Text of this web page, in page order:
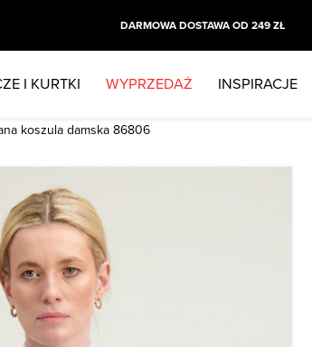
DARMOWA DOSTAWA OD 249 ZŁ
I KURTKI WYPRZEDAŻ INSPIRACJE
koszula damska 86806